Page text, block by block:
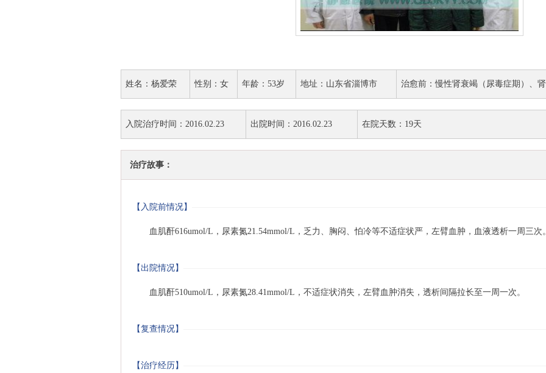
姓名：杨爱荣 性别：女 年龄：53岁 地址：山东省淄博市 治愈前：慢性肾衰竭（尿毒症期）、
入院治疗时间：2016.02.23 出院时间：2016.02.23 在院天数：19天
治疗故事：
【入院前情况】
血肌酐616umol/L，尿素氮21.54mmol/L，乏力、胸闷、怕冷等不适症状严，左臂血肿，血液透析一周三次
【出院情况】
血肌酐510umol/L，尿素氮28.41mmol/L，不适症状消失，左臂血肿消失，透析间隔拉长至一周一次。
【复查情况】
【治疗经历】